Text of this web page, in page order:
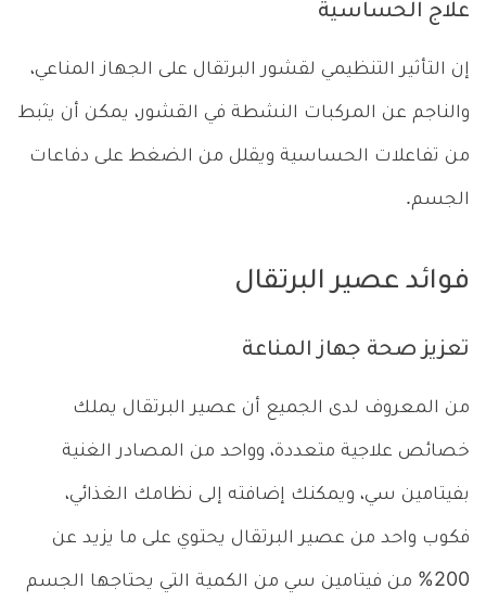
علاج الحساسية
إن التأثير التنظيمي لقشور البرتقال على الجهاز المناعي،
والناجم عن المركبات النشطة في القشور، يمكن أن يثبط
من تفاعلات الحساسية ويقلل من الضغط على دفاعات
الجسم.
فوائد عصير البرتقال
تعزيز صحة جهاز المناعة
من المعروف لدى الجميع أن عصير البرتقال يملك
خصائص علاجية متعددة، وواحد من المصادر الغنية
بفيتامين سي، ويمكنك إضافته إلى نظامك الغذائي،
فكوب واحد من عصير البرتقال يحتوي على ما يزيد عن
200% من فيتامين سي من الكمية التي يحتاجها الجسم